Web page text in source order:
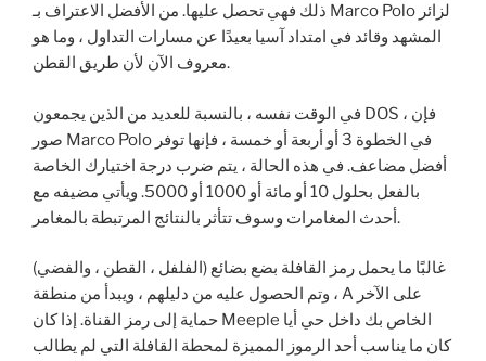
ذلك فهي تحصل عليها. من الأفضل الاعتراف بـ Marco Polo لزائر
المشهد وقائد في امتداد آسيا بعيدًا عن مسارات التداول ، وما هو
معروف الآن لأن طريق القطن.
في الوقت نفسه ، بالنسبة للعديد من الذين يجمعون DOS ، فإن
صور Marco Polo في الخطوة 3 أو أربعة أو خمسة ، فإنها توفر
أفضل مضاعف. في هذه الحالة ، يتم ضرب درجة اختيارك الخاصة
بالفعل بحلول 10 أو مائة أو 1000 أو 5000. ويأتي مضيفه مع
أحدث المغامرات وسوف تتأثر بالنتائج المرتبطة بالمغامر.
غالبًا ما يحمل رمز القافلة بضع بضائع (الفلفل ، القطن ، والفضي)
، وتم الحصول عليه من دليلهم ، ويبدأ من منطقة A على الآخر
حماية إلى رمز القناة. إذا كان Meeple الخاص بك داخل حي أيا
كان ما يناسب أحد الرموز المميزة لمحطة القافلة التي لم يطالب